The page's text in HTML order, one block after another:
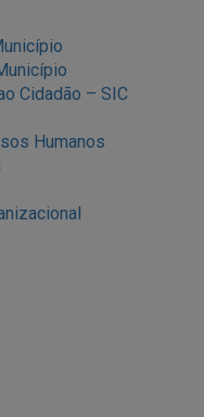
Cidadão – SIC
Humanos